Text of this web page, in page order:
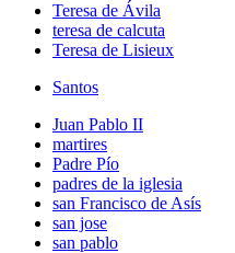
Teresa de Ávila
teresa de calcuta
Teresa de Lisieux
Santos
Juan Pablo II
martires
Padre Pío
padres de la iglesia
san Francisco de Asís
san jose
san pablo